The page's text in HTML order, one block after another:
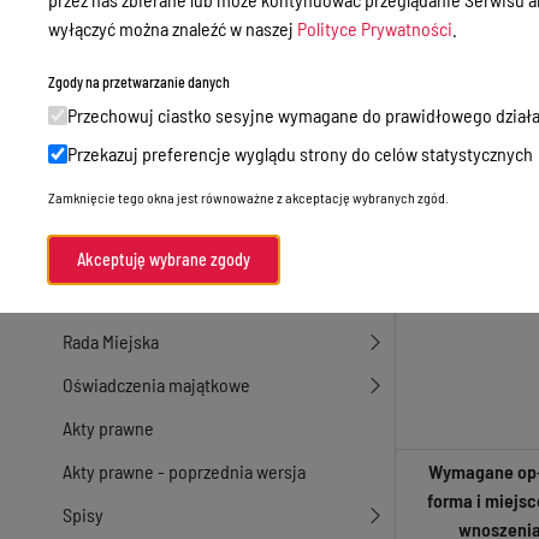
Przetargi
Ogłoszenia
Petycje
Nabór
Dyżury Aptek w Powiecie Ostródzkim
Komunikacja publiczna
Rada Miejska
Oświadczenia majątkowe
Akty prawne
Akty prawne - poprzednia wersja
Spisy
formularzy
wypełnienia
Wymagane
forma i
wnoszenia
wyłączyć można znaleźć w naszej Polityce Prywatności
Zgody na przetwarzanie danych
Przechowuj ciastko sesyjne wymagane do prawidłowego
Przekazuj preferencje wyglądu strony do celów statystycznych
Zamknięcie tego okna jest równoważne z akceptację wybranych zgód.
Akceptuję wybrane zgody